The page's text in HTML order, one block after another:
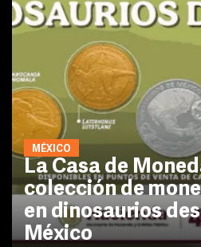
MÉXICO
La Casa de
colección de
en dinosaurios
México